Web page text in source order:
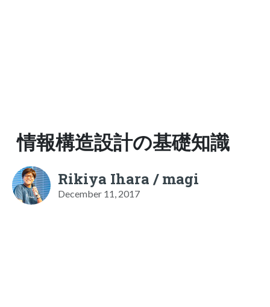
情報構造設計の基礎知識
Rikiya Ihara / magi
December 11, 2017